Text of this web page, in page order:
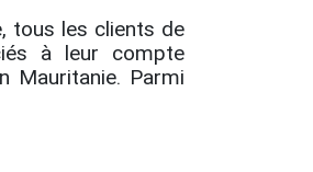
tous les clients de
à leur compte
Mauritanie. Parmi